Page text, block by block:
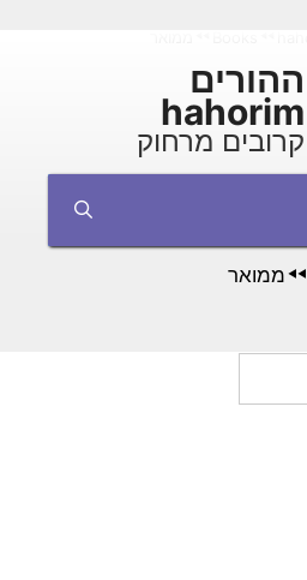
ההורים
hahorim
קרובים מרחוק
◄◄ ממואר